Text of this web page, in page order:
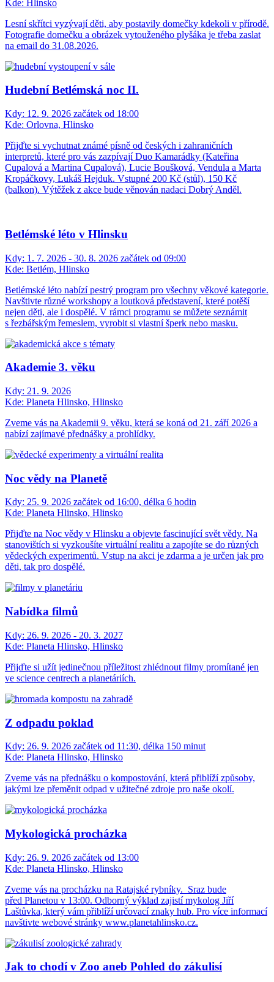
Kde: Hlinsko
Lesní skřítci vyzývají děti, aby postavily domečky kdekoli v přírodě.
Fotografie domečku a obrázek vytouženého plyšáka je třeba zaslat
na email do 31.08.2026.
Hudební Betlémská noc II.
Kdy: 12. 9. 2026 začátek od 18:00
Kde: Orlovna, Hlinsko
Přijďte si vychutnat známé písně od českých i zahraničních
interpretů, které pro vás zazpívají Duo Kamarádky (Kateřina
Cupalová a Martina Cupalová), Lucie Boušková, Vendula a Marta
Kropáčkovy, Lukáš Hejduk. Vstupné 200 Kč (stůl), 150 Kč
(balkon). Výtěžek z akce bude věnován nadaci Dobrý Anděl.
Betlémské léto v Hlinsku
Kdy: 1. 7. 2026 - 30. 8. 2026 začátek od 09:00
Kde: Betlém, Hlinsko
Betlémské léto nabízí pestrý program pro všechny věkové kategorie.
Navštivte různé workshopy a loutková představení, které potěší
nejen děti, ale i dospělé. V rámci programu se můžete seznámit
s řezbářským řemeslem, vyrobit si vlastní šperk nebo masku.
Akademie 3. věku
Kdy: 21. 9. 2026
Kde: Planeta Hlinsko, Hlinsko
Zveme vás na Akademii 9. věku, která se koná od 21. září 2026 a
nabízí zajímavé přednášky a prohlídky.
Noc vědy na Planetě
Kdy: 25. 9. 2026 začátek od 16:00, délka 6 hodin
Kde: Planeta Hlinsko, Hlinsko
Přijďte na Noc vědy v Hlinsku a objevte fascinující svět vědy. Na
stanovištích si vyzkoušíte virtuální realitu a zapojíte se do různých
vědeckých experimentů. Vstup na akci je zdarma a je určen jak pro
děti, tak pro dospělé.
Nabídka filmů
Kdy: 26. 9. 2026 - 20. 3. 2027
Kde: Planeta Hlinsko, Hlinsko
Přijďte si užít jedinečnou příležitost zhlédnout filmy promítané jen
ve science centrech a planetáriích.
Z odpadu poklad
Kdy: 26. 9. 2026 začátek od 11:30, délka 150 minut
Kde: Planeta Hlinsko, Hlinsko
Zveme vás na přednášku o kompostování, která přiblíží způsoby,
jakými lze přeměnit odpad v užitečné zdroje pro naše okolí.
Mykologická procházka
Kdy: 26. 9. 2026 začátek od 13:00
Kde: Planeta Hlinsko, Hlinsko
Zveme vás na procházku na Ratajské rybníky. Sraz bude
před Planetou v 13:00. Odborný výklad zajistí mykolog Jiří
Laštůvka, který vám přiblíží určovací znaky hub. Pro více informací
navštivte webové stránky www.planetahlinsko.cz.
Jak to chodí v Zoo aneb Pohled do zákulisí